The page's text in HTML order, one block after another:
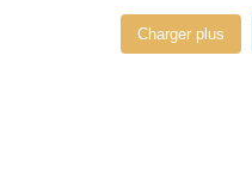
Charger plus